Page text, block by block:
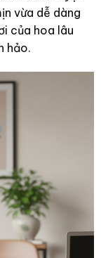
vừa dễ dàng
của hoa lâu
hảo.